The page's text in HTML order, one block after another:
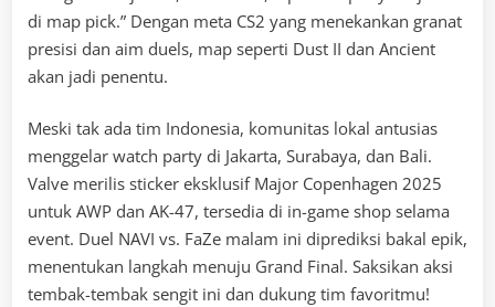
di map pick.” Dengan meta CS2 yang menekankan granat
presisi dan aim duels, map seperti Dust II dan Ancient
akan jadi penentu.
Meski tak ada tim Indonesia, komunitas lokal antusias
menggelar watch party di Jakarta, Surabaya, dan Bali.
Valve merilis sticker eksklusif Major Copenhagen 2025
untuk AWP dan AK-47, tersedia di in-game shop selama
event. Duel NAVI vs. FaZe malam ini diprediksi bakal epik,
menentukan langkah menuju Grand Final. Saksikan aksi
tembak-tembak sengit ini dan dukung tim favoritmu!